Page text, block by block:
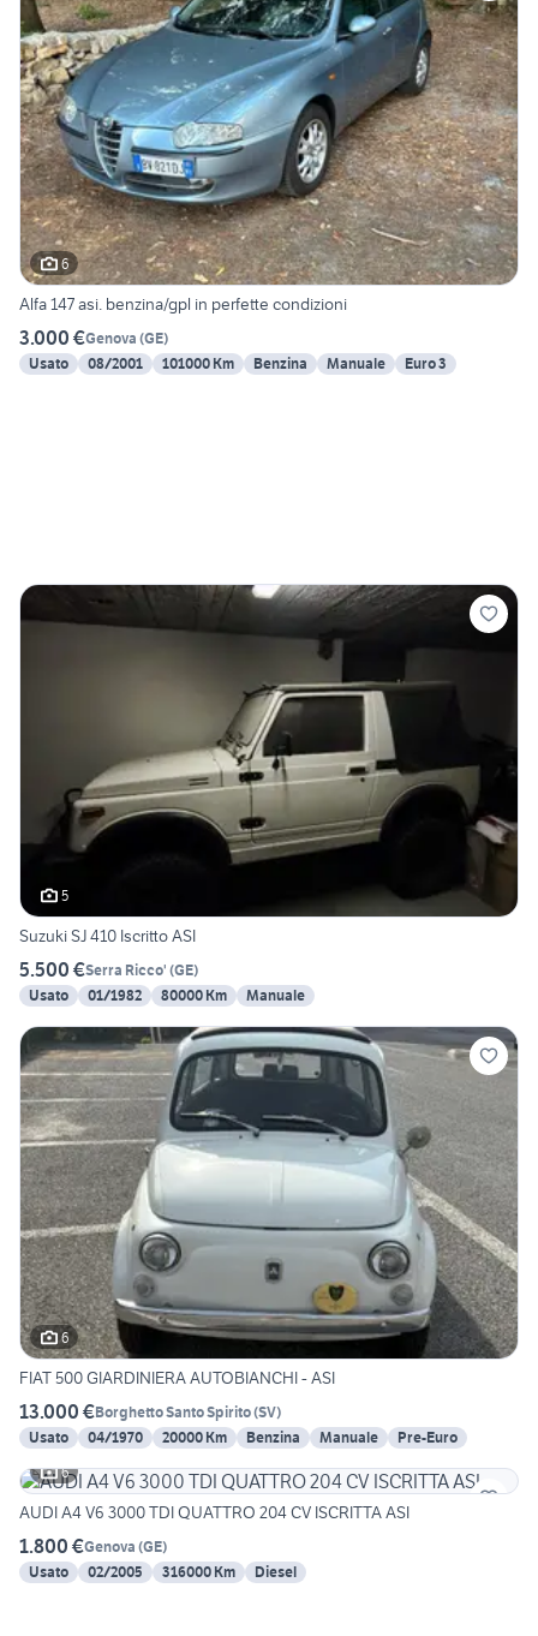
6
Alfa 147 asi. benzina/gpl in perfette condizioni
3.000 €Genova (GE)
Usato
08/2001 101000 Km Benzina Manuale Euro 3
5
Suzuki SJ 410 Iscritto ASI
5.500 €Serra Ricco' (GE)
Usato
01/1982 80000 Km Manuale
6
FIAT 500 GIARDINIERA AUTOBIANCHI - ASI
13.000 €Borghetto Santo Spirito(SV)
Usato
04/1970 20000 Km Benzina Manuale
Pre-Euro
6
AUDI A4 V6 3000 TDI QUATTRO 204 CV ISCRITTA ASI
1.800 €Genova (GE)
Usato
02/2005 316000 Km Diesel